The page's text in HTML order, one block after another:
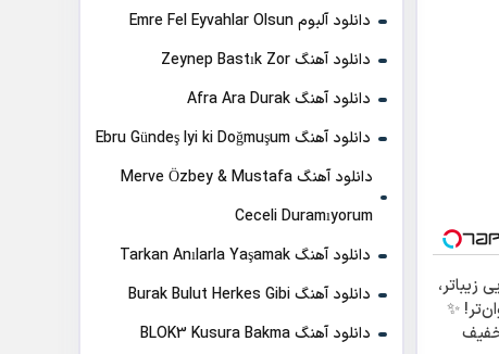
✨
دانلود آلبوم Emre Fel Eyvahlar Olsun
دانلود آهنگ Zeynep Bastık Zor
دانلود آهنگ Afra Ara Durak
دانلود آهنگ Ebru Gündeş Iyi ki Doğmuşum
دانلود آهنگ Merve Özbey & Mustafa
Ceceli Duramıyorum
دانلود آهنگ Tarkan Anılarla Yaşamak
دانلود آهنگ Burak Bulut Herkes Gibi
دانلود آهنگ BLOK3 Kusura Bakma